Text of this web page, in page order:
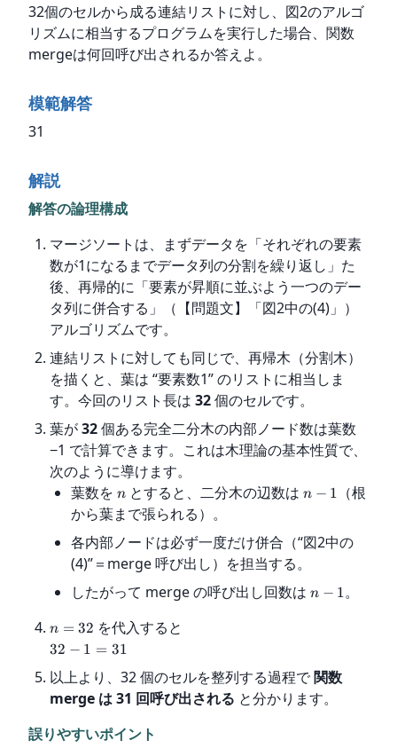
32個のセルから成る連結リストに対し、図2のアルゴ
リズムに相当するプログラムを実行した場合、関数
mergeは何回呼び出されるか答えよ。
模範解答
31
解説
解答の論理構成
マージソートは、まずデータを「それぞれの要素
数が1になるまでデータ列の分割を繰り返し」た
後、再帰的に「要素が昇順に並ぶよう一つのデー
タ列に併合する」（【問題文】「図2中の(4)」）
アルゴリズムです。
連結リストに対しても同じで、再帰木（分割木）
を描くと、葉は “要素数1” のリストに相当しま
す。今回のリスト長は 32個のセルです。
葉が32個ある完全二分木の内部ノード数は葉数
−1 で計算できます。これは木理論の基本性質で、
次のように導けます。
葉数を n とすると、二分木の辺数は n − 1 （根
から葉まで張られる）。
各内部ノードは必ず一度だけ併合（“図2中の
(4)”＝merge 呼び出し）を担当する。
したがって merge の呼び出し回数は n − 1。
n = 32 を代入すると
32 − 1 = 31
以上より、32 個のセルを整列する過程で関数
merge は 31 回呼び出される と分かります。
誤りやすいポイント